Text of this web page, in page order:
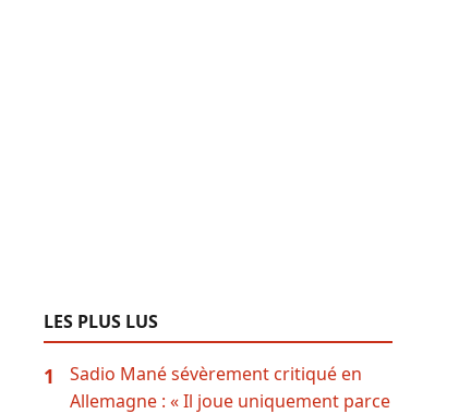
LES PLUS LUS
1
Sadio Mané sévèrement critiqué en
Allemagne : « Il joue uniquement parce